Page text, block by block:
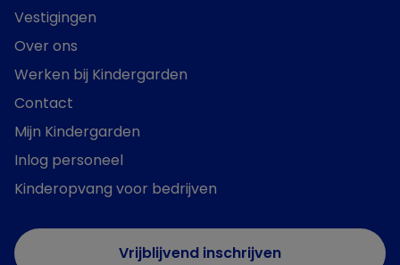
Vestigingen
Over ons
Werken bij Kindergarden
Contact
Mijn Kindergarden
Inlog personeel
Kinderopvang voor bedrijven
Vrijblijvend inschrijven